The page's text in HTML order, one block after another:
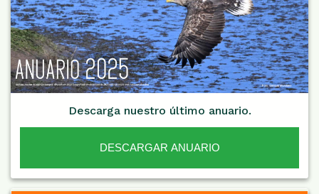
Descarga nuestro último anuario.
DESCARGAR ANUARIO